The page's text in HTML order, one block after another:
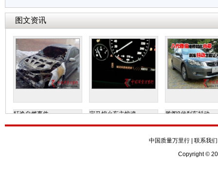
图文资讯
轩逸自燃事件 宝马熄火车主惊魂 雅阁8代刹车抖动
中国质量万里行| 联系我们
Copyright ©